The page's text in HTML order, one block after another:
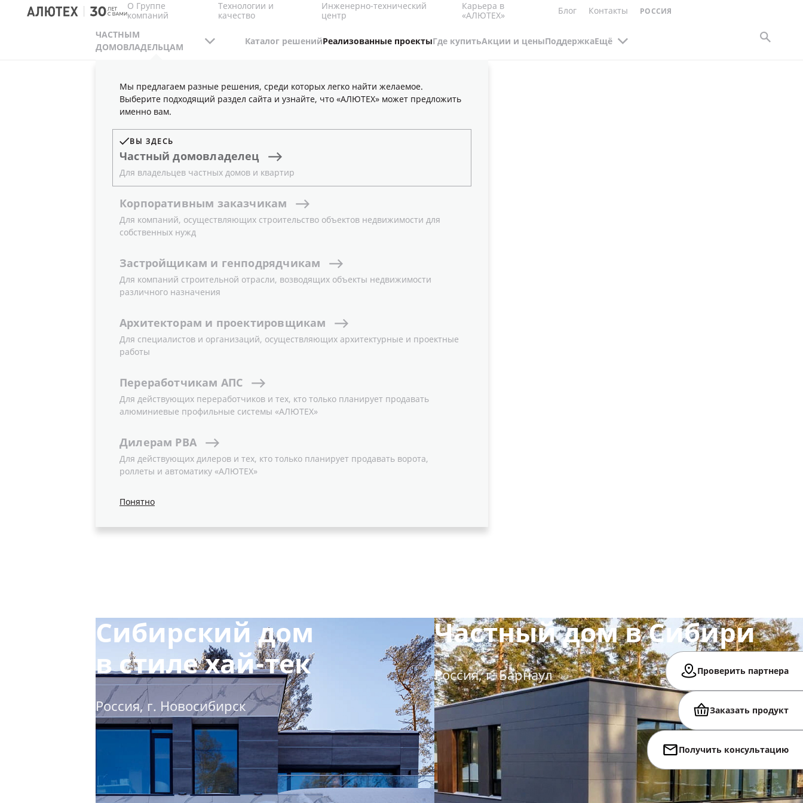
О Группе
компаний
Технологии и
качество
Инженерно-технический
центр
Карьера в
«АЛЮТЕХ» Блог Контакты РОССИЯ
ЧАСТНЫМ
ДОМОВЛАДЕЛЬЦАМ
Мы предлагаем разные решения, среди которых легко найти желаемое.
Выберите подходящий раздел сайта и узнайте, что «АЛЮТЕХ» может предложить
именно вам.
ВЫ ЗДЕСЬ
Частный домовладелец
Для владельцев частных домов и квартир
Корпоративным заказчикам
Для компаний, осуществляющих строительство объектов недвижимости для
собственных нужд
Застройщикам и генподрядчикам
Для компаний строительной отрасли, возводящих объекты недвижимости
различного назначения
Архитекторам и проектировщикам
Для специалистов и организаций, осуществляющих архитектурные и проектные
работы
Переработчикам АПС
Для действующих переработчиков и тех, кто только планирует продавать
алюминиевые профильные системы «АЛЮТЕХ»
Дилерам РВА
Для действующих дилеров и тех, кто только планирует продавать ворота,
роллеты и автоматику «АЛЮТЕХ»
Понятно
Каталог решенийРеализованные проектыГде купитьАкции и ценыПоддержкаЕщё
ЧАСТНЫМ ДОМОВЛАДЕЛЬЦАМ ПРОЕКТЫ
Сибирский дом
в стиле хай-тек
Россия, г. Новосибирск
Частный дом в Сибири
Россия, г. Барнаул Проверить партнера
Заказать продукт
Получить консультацию